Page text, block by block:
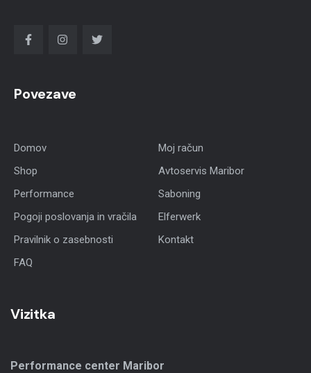
Povezave
Domov
Shop
Performance
Pogoji poslovanja in vračila
Pravilnik o zasebnosti
FAQ
Moj račun
Avtoservis Maribor
Saboning
Elferwerk
Kontakt
Vizitka
Performance center Maribor